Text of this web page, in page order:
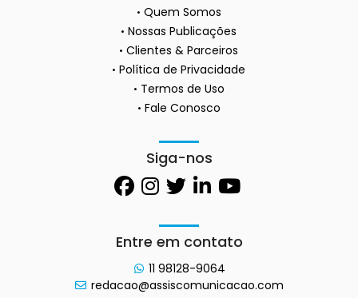
Quem Somos
Nossas Publicações
Clientes & Parceiros
Política de Privacidade
Termos de Uso
Fale Conosco
Siga-nos
Entre em contato
11 98128-9064
redacao@assiscomunicacao.com